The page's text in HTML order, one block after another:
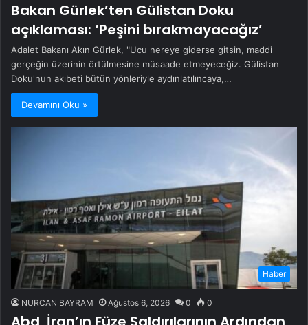
Bakan Gürlek’ten Gülistan Doku
açıklaması: ‘Peşini bırakmayacağız’
Adalet Bakanı Akın Gürlek, "Ucu nereye giderse gitsin, maddi
gerçeğin üzerinin örtülmesine müsaade etmeyeceğiz. Gülistan
Doku'nun akıbeti bütün yönleriyle aydınlatılıncaya,…
Devamını Oku »
Haber
NURCAN BAYRAM Ağustos 6, 2026 0 0